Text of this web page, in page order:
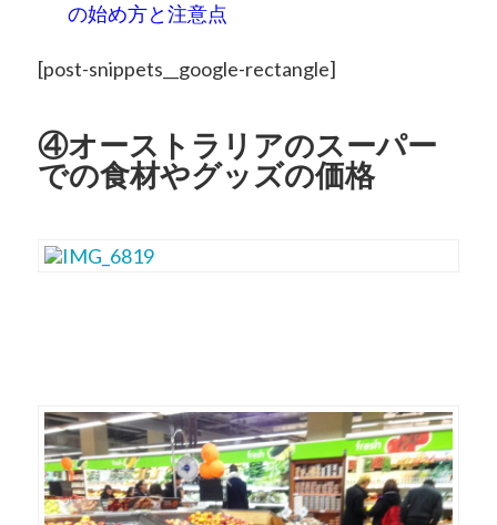
の始め方と注意点
[post-snippets__google-rectangle]
④オーストラリアのスーパー
での食材やグッズの価格